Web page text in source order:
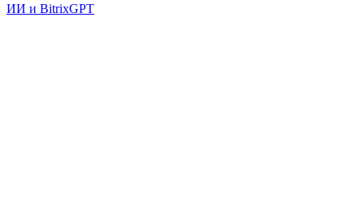
ИИ и BitrixGPT